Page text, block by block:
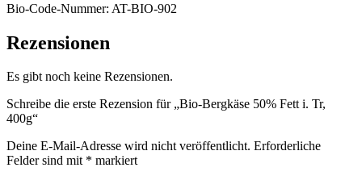
Bio-Code-Nummer: AT-BIO-902
Rezensionen
Es gibt noch keine Rezensionen.
Schreibe die erste Rezension für „Bio-Bergkäse 50% Fett i. Tr,
400g“
Deine E-Mail-Adresse wird nicht veröffentlicht. Erforderliche
Felder sind mit * markiert